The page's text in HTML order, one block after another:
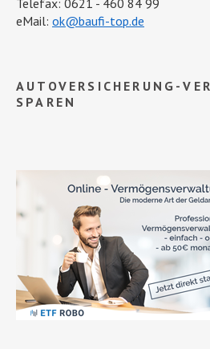
Telefax: 0621 - 460 84 99
eMail: ok@baufi-top.de
AUTOVERSICHERUNG-
SPAREN